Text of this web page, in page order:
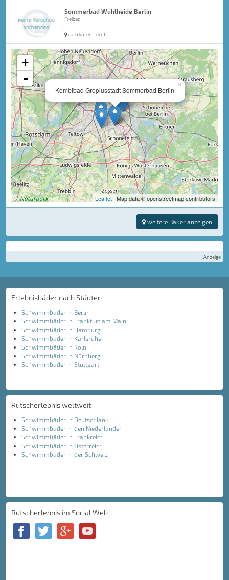
Sommerbad Wuhlheide Berlin
Freibad
ca. 6 km entfernt
×
Kombibad Gropiusstadt Sommerbad Berlin
+
-
Leaflet| Map data © openstreetmap contributors
weitere Bäder anzeigen
Anzeige
Erlebnisbäder nach Städten
Schwimmbäder in Berlin
Schwimmbäder in Frankfurt am Main
Schwimmbäder in Hamburg
Schwimmbäder in Karlsruhe
Schwimmbäder in Köln
Schwimmbäder in Nürnberg
Schwimmbäder in Stuttgart
Rutscherlebnis weltweit
Schwimmbäder in Deutschland
Schwimmbäder in den Niederlanden
Schwimmbäder in Frankreich
Schwimmbäder in Österreich
Schwimmbäder in der Schweiz
Rutscherlebnis im Social Web